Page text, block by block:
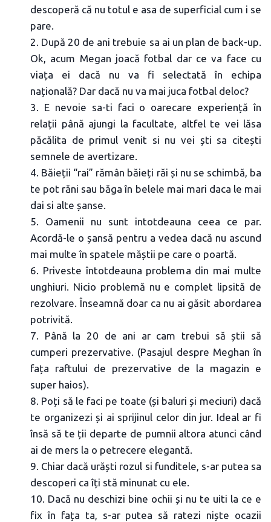
descoperă că nu totul e asa de superficial cum i se
pare.
2. După 20 de ani trebuie sa ai un plan de back-up.
Ok, acum Megan joacă fotbal dar ce va face cu
viața ei dacă nu va fi selectată în echipa
națională? Dar dacă nu va mai juca fotbal deloc?
3. E nevoie sa-ti faci o oarecare experiență în
relații până ajungi la facultate, altfel te vei lăsa
păcălita de primul venit si nu vei ști sa citești
semnele de avertizare.
4. Băieții “rai” rămân băieți răi și nu se schimbă, ba
te pot răni sau băga în belele mai mari daca le mai
dai si alte șanse.
5. Oamenii nu sunt intotdeauna ceea ce par.
Acordă-le o șansă pentru a vedea dacă nu ascund
mai multe în spatele măștii pe care o poartă.
6. Priveste întotdeauna problema din mai multe
unghiuri. Nicio problemă nu e complet lipsită de
rezolvare. Înseamnă doar ca nu ai găsit abordarea
potrivită.
7. Până la 20 de ani ar cam trebui să știi să
cumperi prezervative. (Pasajul despre Meghan în
fața raftului de prezervative de la magazin e
super haios).
8. Poți să le faci pe toate (și baluri și meciuri) dacă
te organizezi și ai sprijinul celor din jur. Ideal ar fi
însă să te ții departe de pumnii altora atunci când
ai de mers la o petrecere elegantă.
9. Chiar dacă urăști rozul si funditele, s-ar putea sa
descoperi ca îți stă minunat cu ele.
10. Dacă nu deschizi bine ochii și nu te uiti la ce e
fix în fața ta, s-ar putea să ratezi niște ocazii